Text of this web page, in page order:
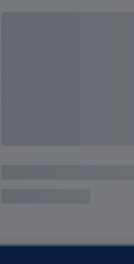
manca 1 giorno